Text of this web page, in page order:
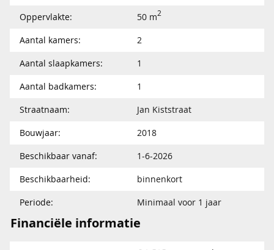
Oppervlakte:
50 m2
Aantal kamers:
2
Aantal slaapkamers:
1
Aantal badkamers:
1
Straatnaam:
Jan Kiststraat
Bouwjaar:
2018
Beschikbaar vanaf:
1-6-2026
Beschikbaarheid:
binnenkort
Periode:
Minimaal voor 1 jaar
Financiële informatie